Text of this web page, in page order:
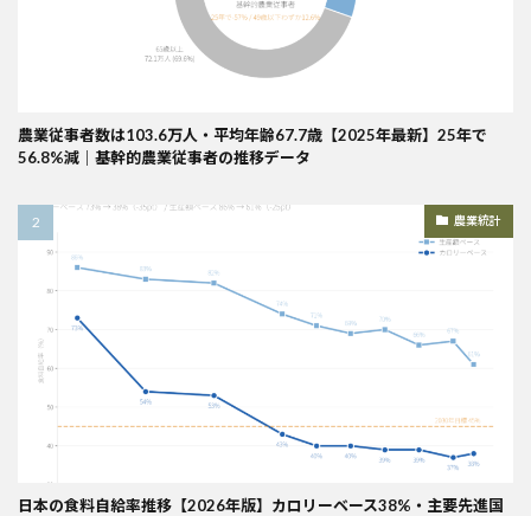
農業従事者数は103.6万人・平均年齢67.7歳【2025年最新】25年で
56.8%減｜基幹的農業従事者の推移データ
農業統計
日本の食料自給率推移【2026年版】カロリーベース38%・主要先進国